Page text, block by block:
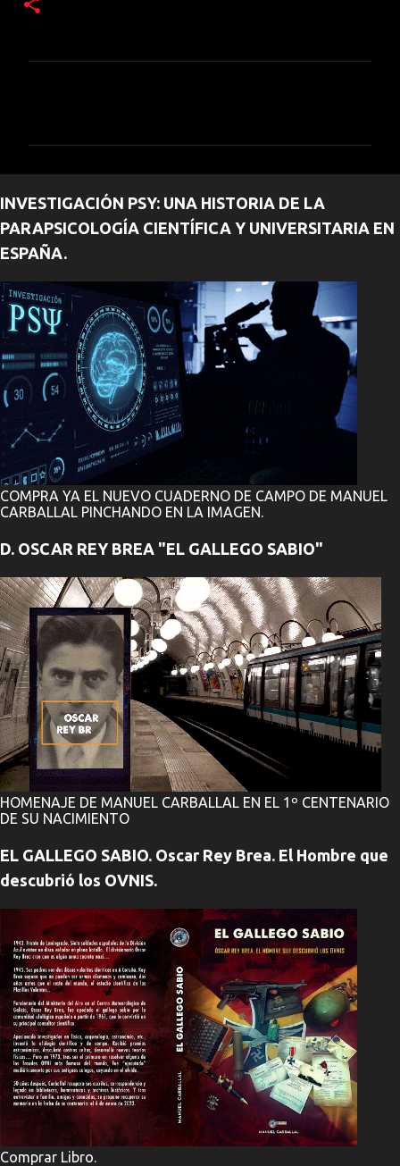
t
a
r
i
o
s
INVESTIGACIÓN PSY: UNA HISTORIA DE LA
PARAPSICOLOGÍA CIENTÍFICA Y UNIVERSITARIA EN
ESPAÑA.
COMPRA YA EL NUEVO CUADERNO DE CAMPO DE MANUEL
CARBALLAL PINCHANDO EN LA IMAGEN.
D. OSCAR REY BREA "EL GALLEGO SABIO"
HOMENAJE DE MANUEL CARBALLAL EN EL 1º CENTENARIO
DE SU NACIMIENTO
EL GALLEGO SABIO. Oscar Rey Brea. El Hombre que
descubrió los OVNIS.
Comprar Libro.